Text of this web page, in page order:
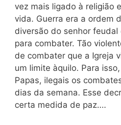
vez mais ligado à religião
vida. Guerra era a ordem
diversão do senhor feudal
para combater. Tão
de combater que a Igreja
um limite àquilo. Para
Papas, ilegais os
dias da semana. Esse
certa medida de paz….